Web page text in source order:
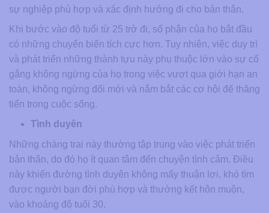
sự nghiệp phù hợp và xác định hướng đi cho bản thân.
Khi bước vào độ tuổi từ 25 trở đi, số phận của họ bắt đầu
có những chuyển biến tích cực hơn. Tuy nhiên, việc duy trì
và phát triển những thành tựu này phụ thuộc lớn vào sự cố
gắng không ngừng của họ trong việc vượt qua giới hạn an
toàn, không ngừng đổi mới và nắm bắt các cơ hội để thăng
tiến trong cuộc sống.
Tình duyên
Những chàng trai này thường tập trung vào việc phát triển
bản thân, do đó họ ít quan tâm đến chuyện tình cảm. Điều
này khiến đường tình duyên không mấy thuận lợi, khó tìm
được người bạn đời phù hợp và thường kết hôn muộn,
vào khoảng độ tuổi 30.